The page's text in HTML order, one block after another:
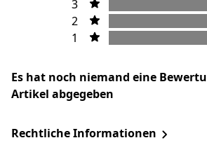
3
2
1
Es hat noch niemand eine
Artikel abgegeben
Rechtliche Informationen